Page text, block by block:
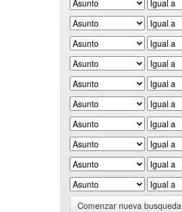
Comenzar nueva busqueda